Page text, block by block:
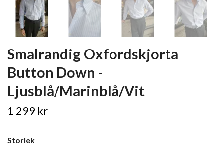
Smalrandig Oxfordskjorta
Button Down -
Ljusblå/Marinblå/Vit
1 299 kr
Storlek